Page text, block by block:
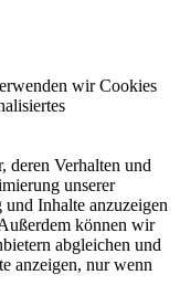
wir Cookies
deren Verhalten und
unserer
Inhalte anzuzeigen
können wir
abgleichen und
anzeigen, nur wenn